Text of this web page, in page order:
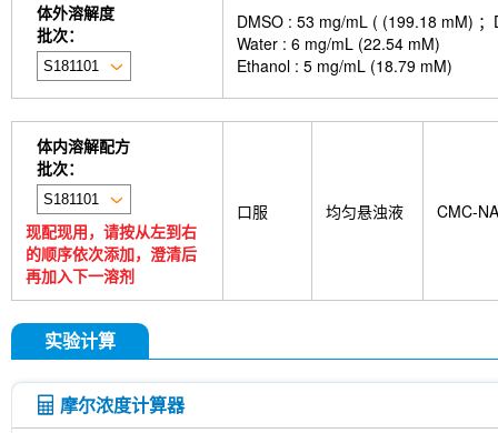
体外溶解度
批次：
DMSO : 53 mg/mL ( (199.18 mM)
Water : 6 mg/mL (22.54 mM)
Ethanol : 5 mg/mL (18.79 mM)
体内溶解配方
批次：
现配现用，请按从左到右
的顺序依次添加，澄清后
再加入下一溶剂
口服 均匀悬浊液 CMC-NA
实验计算
摩尔浓度计算器